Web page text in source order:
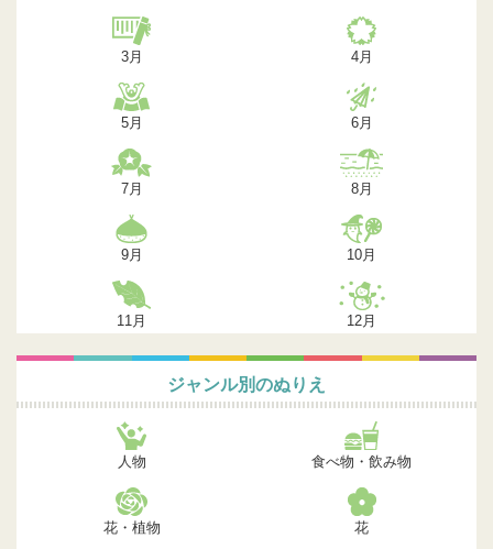
3月 4月
5月 6月
7月 8月
9月 10月
11月 12月
ジャンル別のぬりえ
人物 食べ物・飲み物
花・植物 花